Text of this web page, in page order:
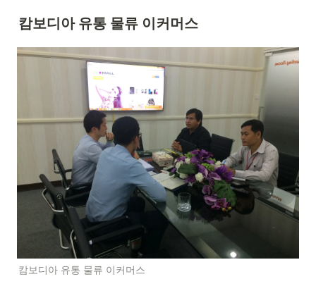
캄보디아 유통 물류 이커머스
캄보디아 유통 물류 이커머스